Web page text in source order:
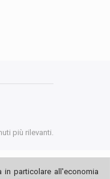
più rilevanti.
in particolare all'economia